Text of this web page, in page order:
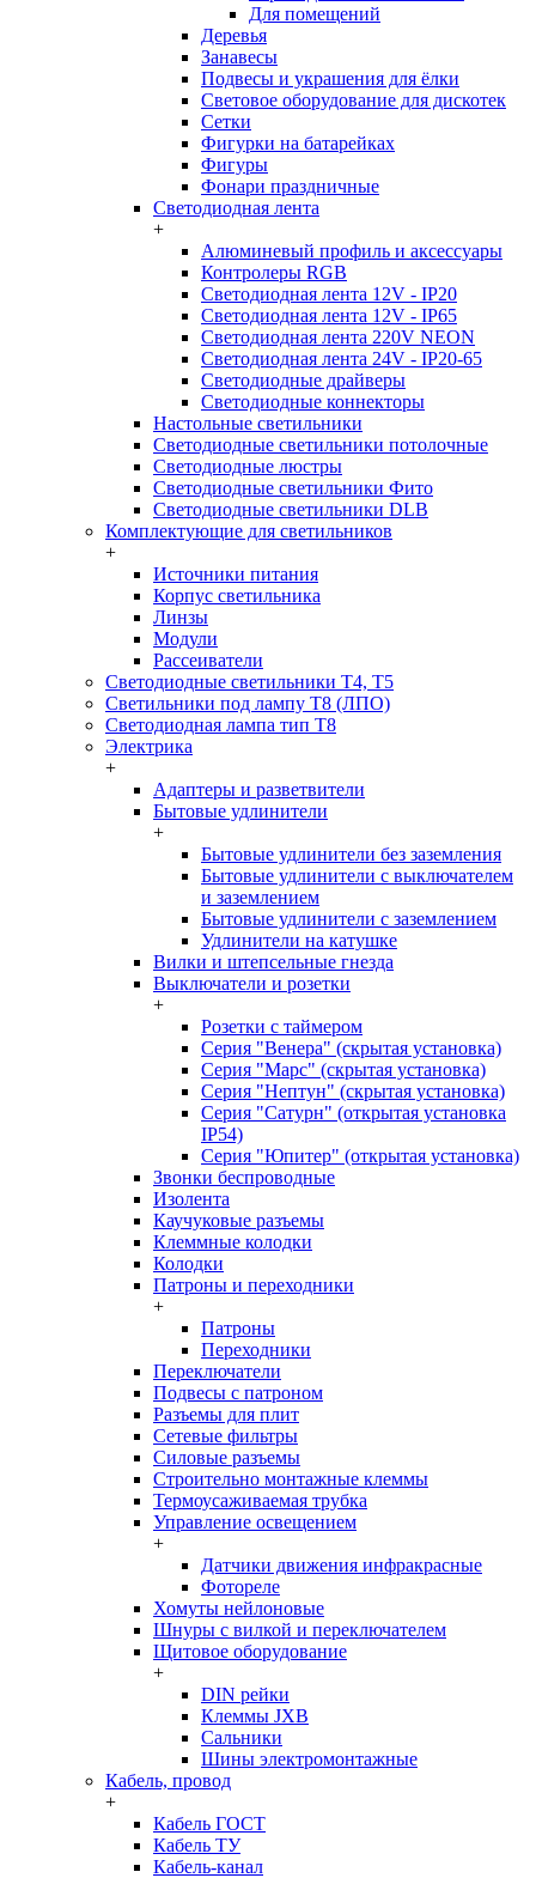
Для помещений
Деревья
Занавесы
Подвесы и украшения для ёлки
Световое оборудование для дискотек
Сетки
Фигурки на батарейках
Фигуры
Фонари праздничные
Светодиодная лента
+
Алюминевый профиль и аксессуары
Контролеры RGB
Светодиодная лента 12V - IP20
Светодиодная лента 12V - IP65
Светодиодная лента 220V NEON
Светодиодная лента 24V - IP20-65
Светодиодные драйверы
Светодиодные коннекторы
Настольные светильники
Светодиодные светильники потолочные
Светодиодные люстры
Светодиодные светильники Фито
Светодиодные светильники DLB
Комплектующие для светильников
+
Источники питания
Корпус светильника
Линзы
Модули
Рассеиватели
Светодиодные светильники T4, T5
Светильники под лампу Т8 (ЛПО)
Светодиодная лампа тип T8
Электрика
+
Адаптеры и разветвители
Бытовые удлинители
+
Бытовые удлинители без заземления
Бытовые удлинители с выключателем
и заземлением
Бытовые удлинители с заземлением
Удлинители на катушке
Вилки и штепсельные гнезда
Выключатели и розетки
+
Розетки с таймером
Серия "Венера" (скрытая установка)
Серия "Марс" (скрытая установка)
Серия "Нептун" (скрытая установка)
Серия "Сатурн" (открытая установка
IP54)
Серия "Юпитер" (открытая установка)
Звонки беспроводные
Изолента
Каучуковые разъемы
Клеммные колодки
Колодки
Патроны и переходники
+
Патроны
Переходники
Переключатели
Подвесы с патроном
Разъемы для плит
Сетевые фильтры
Силовые разъемы
Строительно монтажные клеммы
Термоусаживаемая трубка
Управление освещением
+
Датчики движения инфракрасные
Фотореле
Хомуты нейлоновые
Шнуры с вилкой и переключателем
Щитовое оборудование
+
DIN рейки
Клеммы JXB
Сальники
Шины электромонтажные
Кабель, провод
+
Кабель ГОСТ
Кабель ТУ
Кабель-канал